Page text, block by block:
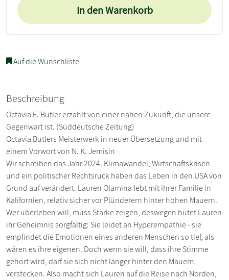
In den Warenkorb
Auf die Wunschliste
Beschreibung
Octavia E. Butler erzählt von einer nahen Zukunft, die unsere
Gegenwart ist. (Süddeutsche Zeitung)
Octavia Butlers Meisterwerk in neuer Übersetzung und mit
einem Vorwort von N. K. Jemisin
Wir schreiben das Jahr 2024. Klimawandel, Wirtschaftskrisen
und ein politischer Rechtsruck haben das Leben in den USA von
Grund auf verändert. Lauren Olamina lebt mit ihrer Familie in
Kalifornien, relativ sicher vor Plünderern hinter hohen Mauern.
Wer überleben will, muss Stärke zeigen, deswegen hütet Lauren
ihr Geheimnis sorgfältig: Sie leidet an Hyperempathie - sie
empfindet die Emotionen eines anderen Menschen so tief, als
wären es ihre eigenen. Doch wenn sie will, dass ihre Stimme
gehört wird, darf sie sich nicht länger hinter den Mauern
verstecken. Also macht sich Lauren auf die Reise nach Norden,